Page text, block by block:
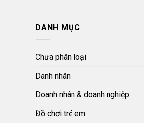
DANH MỤC
Chưa phân loại
Danh nhân
Doanh nhân & doanh nghiệp
Đồ chơi trẻ em